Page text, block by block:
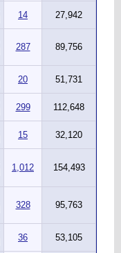
14 27,942
287 89,756
20 51,731
299 112,648
15 32,120
1,012 154,493
328 95,763
36 53,105